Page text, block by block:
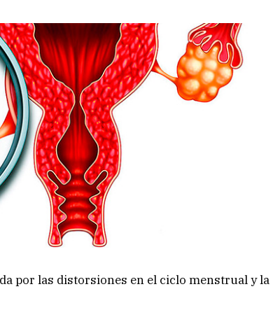
por las distorsiones en el ciclo menstrual y la